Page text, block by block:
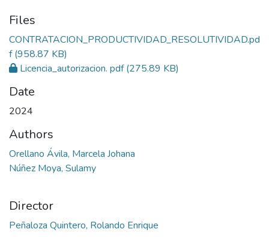
Files
CONTRATACION_PRODUCTIVIDAD_RESOLUTIVIDAD.pd
f(958.87 KB)
Licencia_autorizacion. pdf(275.89 KB)
Date
2024
Authors
Orellano Ávila, Marcela Johana
Núñez Moya, Sulamy
Director
Peñaloza Quintero, Rolando Enrique